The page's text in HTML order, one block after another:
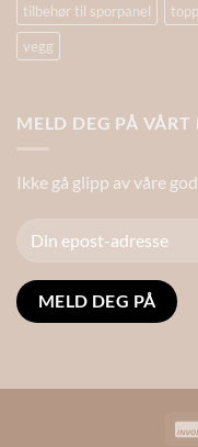
tilbehør til sporpanel
vegg
MELD DEG PÅ VÅRT
Ikke gå glipp av våre